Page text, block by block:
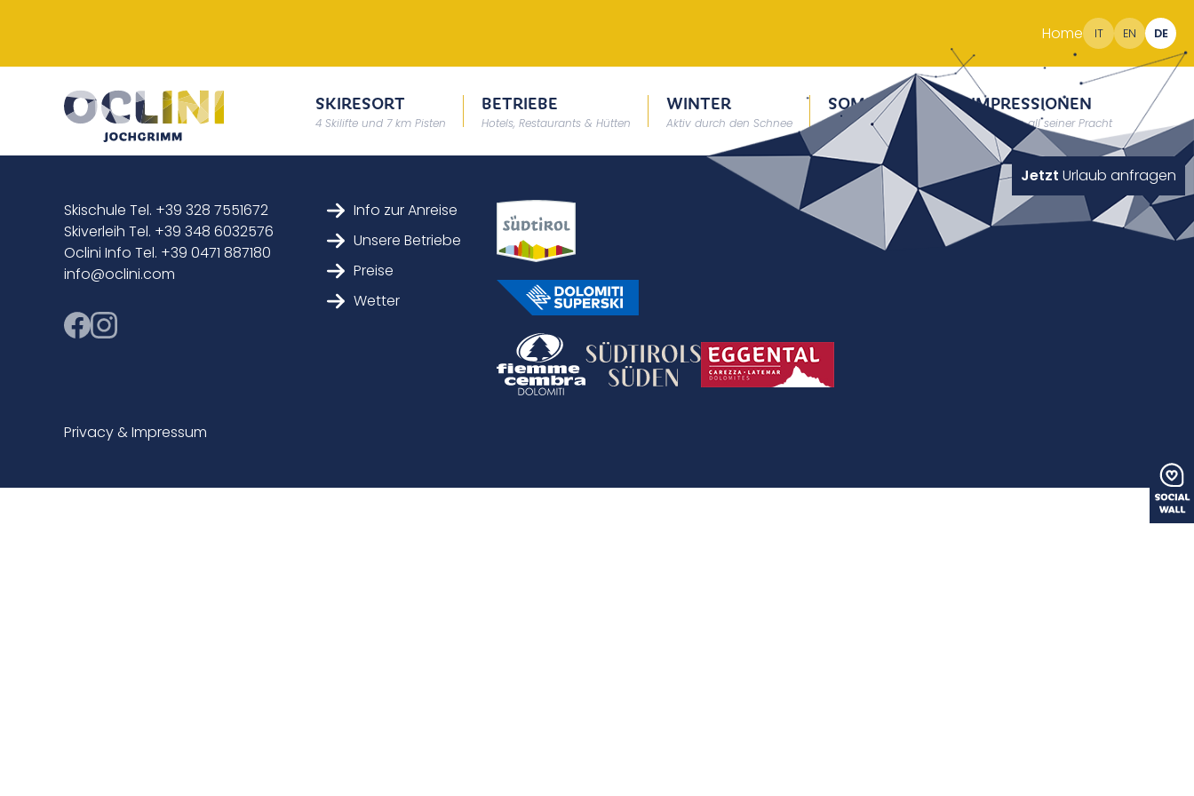
Home IT EN DE
SKIRESORT
4 Skilifte und 7 km Pisten
BETRIEBE
Hotels, Restaurants & Hütten
WINTER
Aktiv durch den Schnee
SOMMER
Erholung auf 2000m
IMPRESSIONEN
Südtirol in all seiner Pracht
Jetzt Urlaub anfragen
Skischule Tel. +39 328 7551672
Skiverleih Tel. +39 348 6032576
Oclini Info Tel. +39 0471 887180
info@oclini.com
Info zur Anreise
Unsere Betriebe
Preise
Wetter
Privacy & Impressum